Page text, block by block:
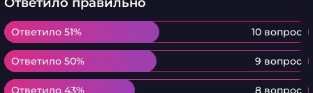
Ответило 51% 10 вопрос
Ответило 51%
Ответило 50% 9 вопрос
Ответило 50%
Ответило 43% 8 вопрос
Ответило 43%